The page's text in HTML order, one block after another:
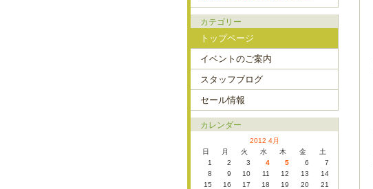
カテゴリー
トップページ
イベントのご案内
スタッフブログ
セール情報
カレンダー
2012 4月
日
月 火 水 木 金
土
1
2 3 4 5 6
7
8
9 10 11 12 13
14
15
16 17 18 19 20
21